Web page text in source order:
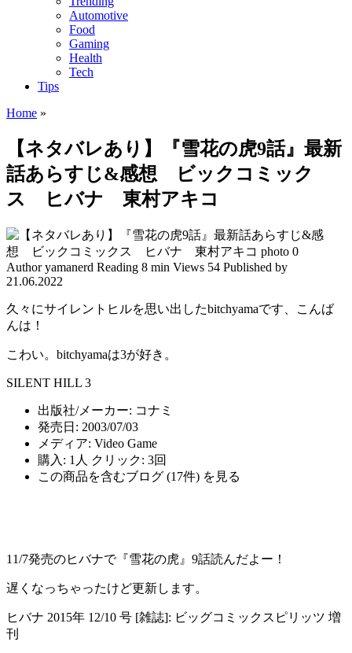
Automotive
Food
Gaming
Health
Tech
Tips
Home »
【ネタバレあり】『雪花の虎9話』最新
話あらすじ&感想 ビックコミック
ス ヒバナ 東村アキコ
Author yamanerd Reading 8 min Views 54 Published by
21.06.2022
久々にサイレントヒルを思い出したbitchyamaです、こんば
んは！
こわい。bitchyamaは3が好き。
SILENT HILL 3
出版社/メーカー: コナミ
発売日: 2003/07/03
メディア: Video Game
購入 : 1人 クリック: 3回
この商品を含むブログ (17件) を見る
11/7発売のヒバナで『雪花の虎』9話読んだよー！
遅くなっちゃったけど更新します。
ヒバナ 2015年 12/10 号 [雑誌]: ビッグコミックスピリッツ 増
刊